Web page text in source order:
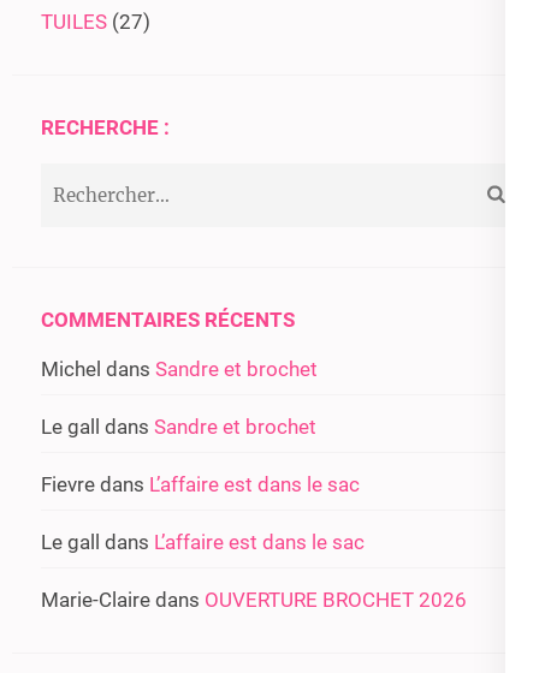
TUILES (27)
RECHERCHE :
COMMENTAIRES RÉCENTS
Michel dans Sandre et brochet
Le gall dans Sandre et brochet
Fievre dans L’affaire est dans le sac
Le gall dans L’affaire est dans le sac
Marie-Claire dans OUVERTURE BROCHET 2026